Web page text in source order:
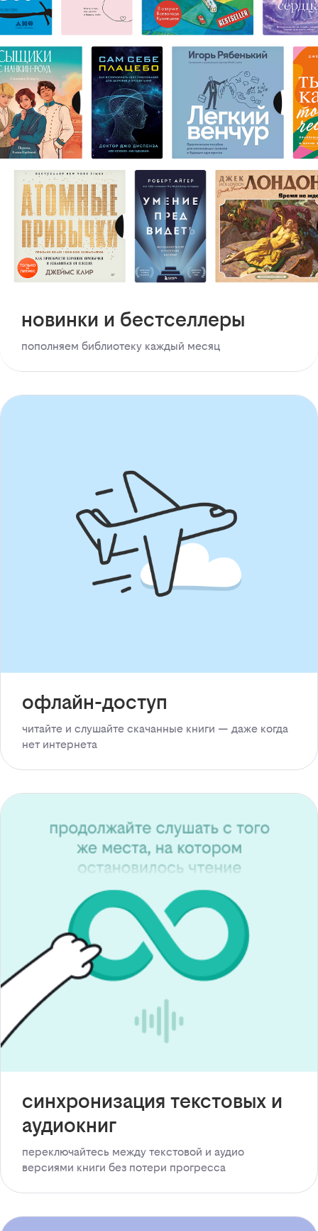
новинки и бестселлеры
пополняем библиотеку каждый месяц
офлайн-доступ
читайте и слушайте скачанные книги — даже когда
нет интернета
синхронизация текстовых и
аудиокниг
переключайтесь между текстовой и аудио
версиями книги без потери прогресса